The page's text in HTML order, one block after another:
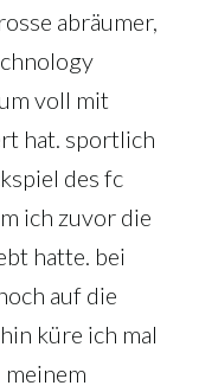
abräumer,
voll mit
hat. sportlich
des fc
ich zuvor die
hatte. bei
auf die
küre ich mal